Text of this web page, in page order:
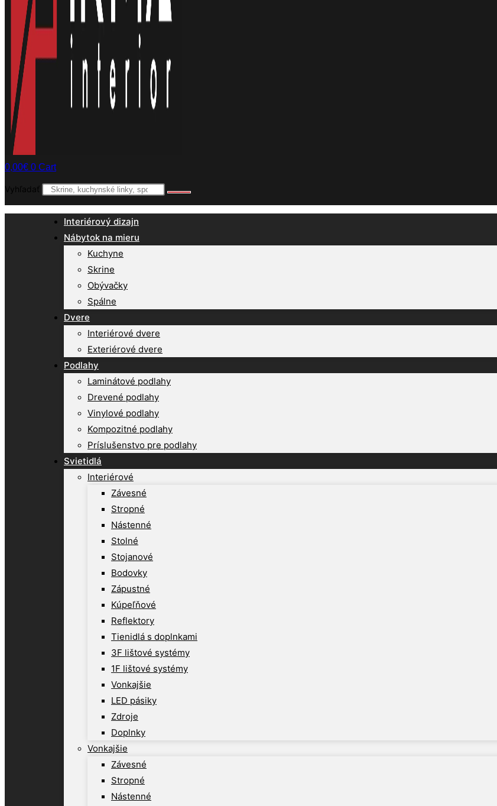
0,00€ 0 Cart
Vyhľadať
Interiérový dizajn
Nábytok na mieru
Kuchyne
Skrine
Obývačky
Spálne
Dvere
Interiérové dvere
Exteriérové dvere
Podlahy
Laminátové podlahy
Drevené podlahy
Vinylové podlahy
Kompozitné podlahy
Príslušenstvo pre podlahy
Svietidlá
Interiérové
Závesné
Stropné
Nástenné
Stolné
Stojanové
Bodovky
Zápustné
Kúpeľňové
Reflektory
Tienidlá s doplnkami
3F lištové systémy
1F lištové systémy
Vonkajšie
LED pásiky
Zdroje
Doplnky
Vonkajšie
Závesné
Stropné
Nástenné